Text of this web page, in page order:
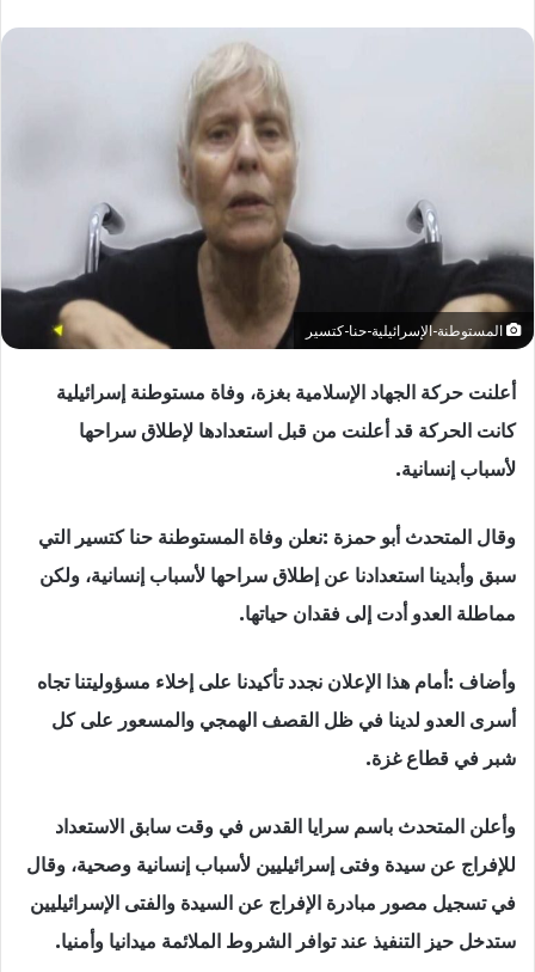
المستوطنة-الإسرائيلية-حنا-كتسير
أعلنت حركة الجهاد الإسلامية بغزة، وفاة مستوطنة إسرائيلية
كانت الحركة قد أعلنت من قبل استعدادها لإطلاق سراحها
لأسباب إنسانية.
وقال المتحدث أبو حمزة :نعلن وفاة المستوطنة حنا كتسير التي
سبق وأبدينا استعدادنا عن إطلاق سراحها لأسباب إنسانية، ولكن
مماطلة العدو أدت إلى فقدان حياتها.
وأضاف :أمام هذا الإعلان نجدد تأكيدنا على إخلاء مسؤوليتنا تجاه
أسرى العدو لدينا في ظل القصف الهمجي والمسعور على كل
شبر في قطاع غزة.
وأعلن المتحدث باسم سرايا القدس في وقت سابق الاستعداد
للإفراج عن سيدة وفتى إسرائيليين لأسباب إنسانية وصحية، وقال
في تسجيل مصور مبادرة الإفراج عن السيدة والفتى الإسرائيليين
ستدخل حيز التنفيذ عند توافر الشروط الملائمة ميدانيا وأمنيا.